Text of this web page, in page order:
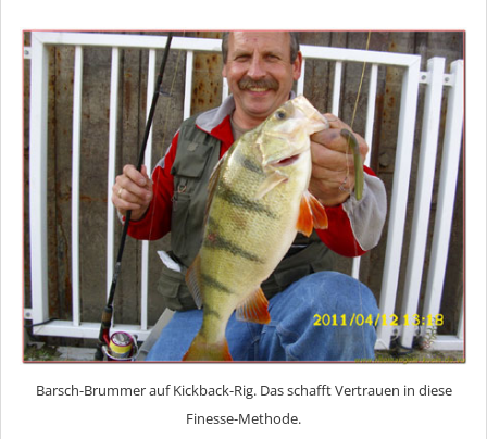
Barsch-Brummer auf Kickback-Rig. Das schafft Vertrauen in diese
Finesse-Methode.